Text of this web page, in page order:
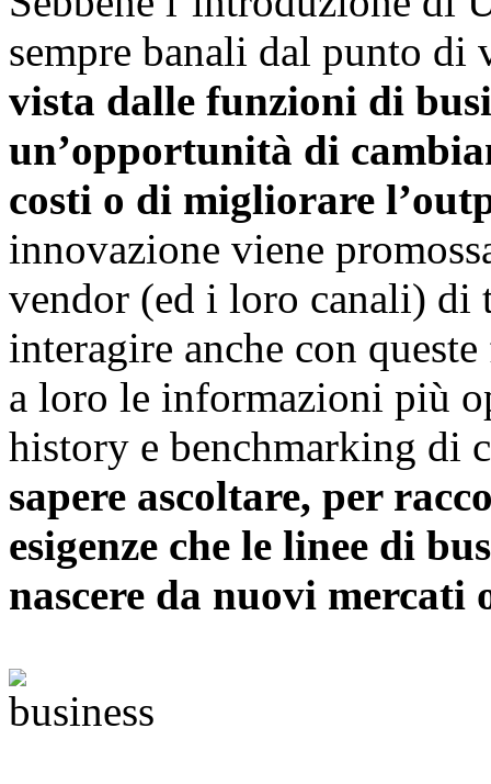
sempre banali dal punto
vista dalle funzioni di
un’opportunità di
costi o di migliorare
innovazione viene
vendor (ed i loro canali) di
interagire anche con
a loro le informazioni più
history e benchmarking di
sapere ascoltare, per
esigenze che le linee di
nascere da nuovi mercati